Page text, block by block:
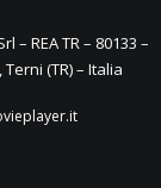
REA TR – 80133 –
(TR) – Italia